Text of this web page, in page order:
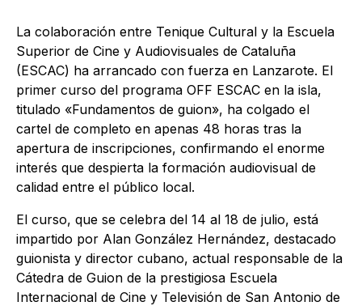
La colaboración entre Tenique Cultural y la Escuela
Superior de Cine y Audiovisuales de Cataluña
(ESCAC) ha arrancado con fuerza en Lanzarote. El
primer curso del programa OFF ESCAC en la isla,
titulado «Fundamentos de guion», ha colgado el
cartel de completo en apenas 48 horas tras la
apertura de inscripciones, confirmando el enorme
interés que despierta la formación audiovisual de
calidad entre el público local.
El curso, que se celebra del 14 al 18 de julio, está
impartido por Alan González Hernández, destacado
guionista y director cubano, actual responsable de la
Cátedra de Guion de la prestigiosa Escuela
Internacional de Cine y Televisión de San Antonio de